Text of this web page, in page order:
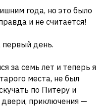
года, но это было
и не считается!
день.
за семь лет и теперь я
места, не был
по Питеру и
приключения —